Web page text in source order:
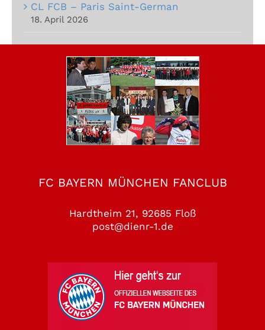
CL FCB – Paris Saint-German
18. April 2026
FC BAYERN MÜNCHEN FANCLUB
Hardtheim 21, 92685 Floß
post@dienr-1.de